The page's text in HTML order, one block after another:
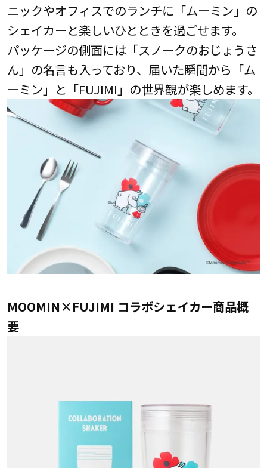
ニックやオフィスでのランチに「ムーミン」の
シェイカーと楽しいひとときを過ごせます。
パッケージの側面には「スノークのおじょうさ
ん」の名言も入っており、届いた瞬間から「ム
ーミン」と「FUJIMI」の世界観が楽しめます。
MOOMIN×FUJIMI コラボシェイカー商品概
要